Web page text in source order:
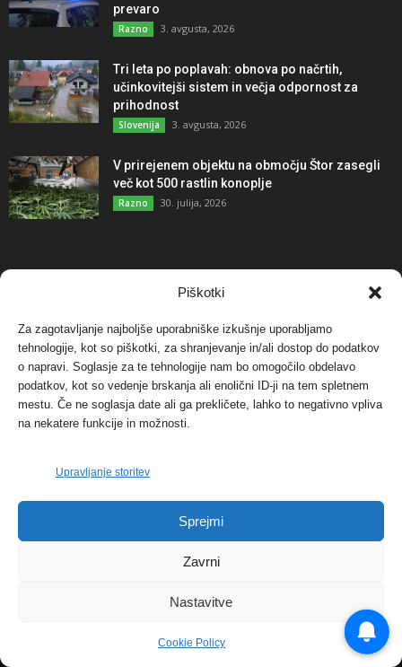
Piškotki
Za zagotavljanje najboljše uporabniške izkušnje uporabljamo
tehnologije, kot so piškotki, za shranjevanje in/ali dostop do podatkov
o napravi. Soglasje za te tehnologije nam bo omogočilo obdelavo
podatkov, kot so vedenje brskanja ali enolični ID-ji na tem spletnem
mestu. Če ne soglasja date ali ga prekličete, lahko to negativno vpliva
na nekatere funkcije in možnosti.
Upravljanje storitev
Sprejmi
Zavrni
Nastavitve
Cookie Policy
prevaro
Razno 3. avgusta, 2026
Tri leta po poplavah: obnova po načrtih,
učinkovitejši sistem in večja odpornost za
prihodnost
Slovenija 3. avgusta, 2026
V prirejenem objektu na območju Štor zasegli
več kot 500 rastlin konoplje
Razno 30. julija, 2026
NAJBOLJ KOMENTIRANO
Protest proti vetrnim elektrarnam na Ojstrici, v
svetu pa vedno bolj...
Dogodki 12. maja, 2017
Tožilstvo v Celovcu v korist elektrarnam
Verbund
FOTO: Razstava cvetličarskega mojstra Andreja
Dogodki 27. novembra, 2017
© 2026 | eKoroška.si